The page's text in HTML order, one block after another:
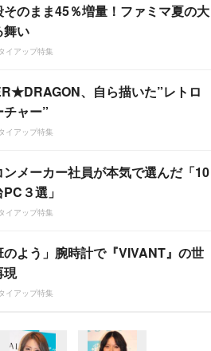
そのまま45％増量！ファミマ夏の大
舞い
イアップ特集
、自ら描いた”レトロ
ャー”
イアップ特集
ンメーカー社員が本気で選んだ「10
３選」
イアップ特集
のよう」腕時計で『VIVANT』の世
現
イアップ特集